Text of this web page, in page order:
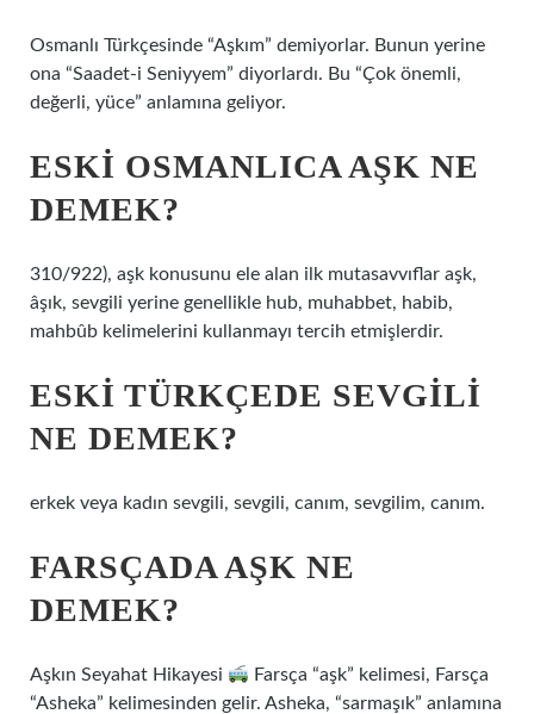
Osmanlı Türkçesinde “Aşkım” demiyorlar. Bunun yerine
ona “Saadet-i Seniyyem” diyorlardı. Bu “Çok önemli,
değerli, yüce” anlamına geliyor.
ESKI OSMANLICA AŞK NE
DEMEK?
310/922), aşk konusunu ele alan ilk mutasavvıflar aşk,
âşık, sevgili yerine genellikle hub, muhabbet, habib,
mahbûb kelimelerini kullanmayı tercih etmişlerdir.
ESKI TÜRKÇEDE SEVGILI
NE DEMEK?
erkek veya kadın sevgili, sevgili, canım, sevgilim, canım.
FARSÇADA AŞK NE
DEMEK?
Aşkın Seyahat Hikayesi
Farsça “aşk” kelimesi, Farsça
“Asheka” kelimesinden gelir. Asheka, “sarmaşık” anlamına